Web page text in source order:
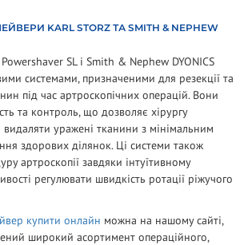
KARL STORZ ТА SMITH & NEPHEW
SL і Smith & Nephew DYONICS
системами, призначеними для резекції та
під час артроскопічних операцій. Вони
та контроль, що дозволяє хірургу
уражені тканини з мінімальним
здорових ділянок. Ці системи також
артроскопії завдяки інтуїтивному
регулювати швидкість ротації ріжучого
купити онлайн можна на нашому сайті,
широкий асортимент операційного,